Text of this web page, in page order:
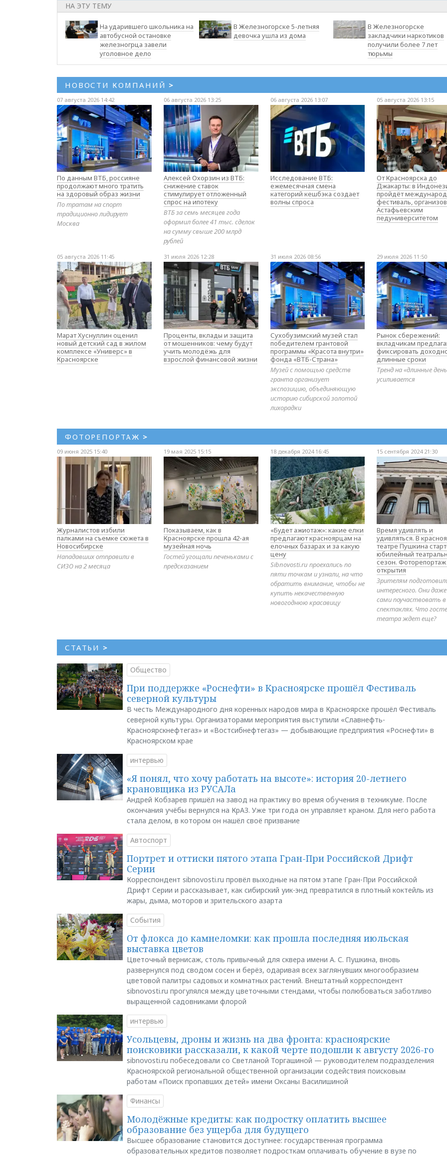
НА ЭТУ ТЕМУ
На ударившего школьника на
автобусной остановке
железногрца завели
уголовное дело
В Железногорске 5-летняя
девочка ушла из дома
В Железногорске
закладчики наркотиков
получили более 7 лет
тюрьмы
НОВОСТИ КОМПАНИЙ >
07 августа 2026 14:42
По данным ВТБ, россияне
продолжают много тратить
на здоровый образ жизни
По тратам на спорт
традиционно лидирует
Москва
06 августа 2026 13:25
Алексей Охорзин из ВТБ:
снижение ставок
стимулирует отложенный
спрос на ипотеку
ВТБ за семь месяцев года
оформил более 41 тыс. сделок
на сумму свыше 200 млрд
рублей
06 августа 2026 13:07
Исследование ВТБ:
ежемесячная смена
категорий кешбэка создает
волны спроса
05 августа 2026 13:15
От Красноярска до
Джакарты: в
пройдёт
фестиваль,
Астафьевским
педуниверситетом
05 августа 2026 11:45
Марат Хуснуллин оценил
новый детский сад в жилом
комплексе «Универс» в
Красноярске
31 июля 2026 12:28
Проценты, вклады и защита
от мошенников: чему будут
учить молодёжь для
взрослой финансовой жизни
31 июля 2026 08:56
Сухобузимский музей стал
победителем грантовой
программы «Красота внутри»
фонда «ВТБ-Страна»
Музей с помощью средств
гранта организует
экспозицию, объединяющую
историю сибирской золотой
лихорадки
29 июля 2026 11:50
Рынок сбережений:
вкладчикам
фиксировать
длинные сроки
Тренд на «длинные
усиливается
ФОТОРЕПОРТАЖ >
09 июня 2025 15:40
Журналистов избили
палками на съемке сюжета в
Новосибирске
Нападавших отправили в
СИЗО на 2 месяца
19 мая 2025 15:15
Показываем, как в
Красноярске прошла 42-ая
музейная ночь
Гостей угощали печеньками с
предсказанием
18 декабря 2024 16:45
«Будет ажиотаж»: какие елки
предлагают красноярцам на
елочных базарах и за какую
цену
Sibnovosti.ru проехались по
пяти точкам и узнали, на что
обратить внимание, чтобы не
купить некачественную
новогоднюю красавицу
15 сентября 2024 21:30
Время удивлять и
удивляться. В
театре Пушкина
юбилейный
сезон. Фоторепортаж
открытия
Зрителям
интересного. Они
сами поучаствовать в
спектаклях. Что
театра ждет еще?
СТАТЬИ >
Общество
При поддержке «Роснефти» в Красноярске прошёл Фестиваль
северной культуры
В честь Международного дня коренных народов мира в Красноярске прошёл Фестиваль
северной культуры. Организаторами мероприятия выступили «Славнефть-
Красноярскнефтегаз» и «Востсибнефтегаз» — добывающие предприятия «Роснефти» в
Красноярском крае
интервью
«Я понял, что хочу работать на высоте»: история 20-летнего
крановщика из РУСАЛа
Андрей Кобзарев пришёл на завод на практику во время обучения в техникуме. После
окончания учёбы вернулся на КрАЗ. Уже три года он управляет краном. Для него работа
стала делом, в котором он нашёл своё призвание
Автоспорт
Портрет и оттиски пятого этапа Гран-При Российской Дрифт
Серии
Корреспондент sibnovosti.ru провёл выходные на пятом этапе Гран-При Российской
Дрифт Серии и рассказывает, как сибирский уик-энд превратился в плотный коктейль из
жары, дыма, моторов и зрительского азарта
События
От флокса до камнеломки: как прошла последняя июльская
выставка цветов
Цветочный вернисаж, столь привычный для сквера имени А. С. Пушкина, вновь
развернулся под сводом сосен и берёз, одаривая всех заглянувших многообразием
цветовой палитры садовых и комнатных растений. Внештатный корреспондент
sibnovosti.ru прогулялся между цветочными стендами, чтобы полюбоваться заботливо
выращенной садовниками флорой
интервью
Усольцевы, дроны и жизнь на два фронта: красноярские
поисковики рассказали, к какой черте подошли к августу 2026-го
sibnovosti.ru побеседовали со Светланой Торгашиной — руководителем подразделения
Красноярской региональной общественной организации содействия поисковым
работам «Поиск пропавших детей» имени Оксаны Василишиной
Финансы
Молодёжные кредиты: как подростку оплатить высшее
образование без ущерба для будущего
Высшее образование становится доступнее: государственная программа
образовательных кредитов позволяет подросткам оплачивать обучение в вузе по